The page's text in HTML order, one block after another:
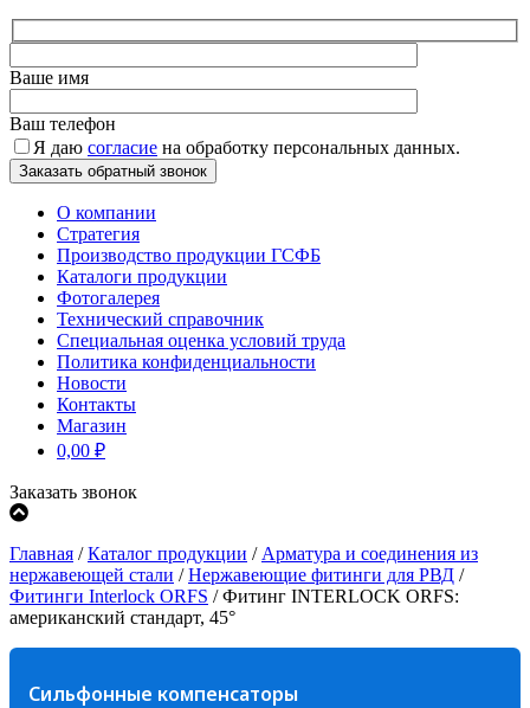
Ваше имя
Ваш телефон
Я даю согласие на обработку персональных данных.
О компании
Стратегия
Производство продукции ГСФБ
Каталоги продукции
Фотогалерея
Технический справочник
Специальная оценка условий труда
Политика конфиденциальности
Новости
Контакты
Магазин
0,00 ₽
Заказать звонок
Главная /Каталог продукции / Арматура и соединения из
нержавеющей стали /Нержавеющие фитинги для РВД /
Фитинги Interlock ORFS /Фитинг INTERLOCK ORFS:
американский стандарт, 45°
Сильфонные компенсаторы